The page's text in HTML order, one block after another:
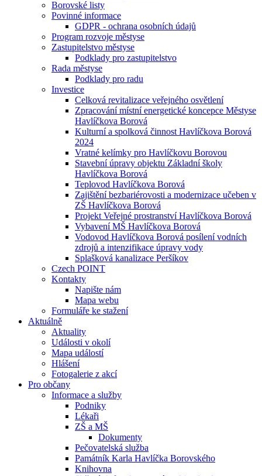
Borovské listy
Povinné informace
GDPR - ochrana osobních údajů
Program rozvoje městyse
Zastupitelstvo městyse
Podklady pro zastupitelstvo
Rada městyse
Podklady pro radu
Investice
Celková revitalizace veřejného osvětlení
Zpracování místní energetické koncepce Městyse
Havlíčkova Borová
Kulturní a spolková činnost Havlíčkova Borová
2024
Vratné kelímky pro Havlíčkovu Borovou
Stavební úpravy objektu Základní školy
Havlíčkova Borová
Teplovod Havlíčkova Borová
Zajištění bezbariérovosti a modernizace učeben v
ZŠ Havlíčkova Borová
Projekt Veřejné prostranství Havlíčkova Borová
Vybavení MŠ Havlíčkova Borová
Vodovod Havlíčkova Borová posílení vodních
zdrojů a intenzifikace úpravy vody
Splašková kanalizace Peršíkov
Czech POINT
Kontakty
Napište nám
Mapa webu
Formuláře ke stažení
Aktuálně
Aktuality
Události v okolí
Mapa událostí
Hlášení
Fotogalerie z akcí
Pro občany
Informace a služby
Podniky
Lékaři
ZŠ a MŠ
Dokumenty
Pečovatelská služba
Památník Karla Havlíčka Borovského
Knihovna